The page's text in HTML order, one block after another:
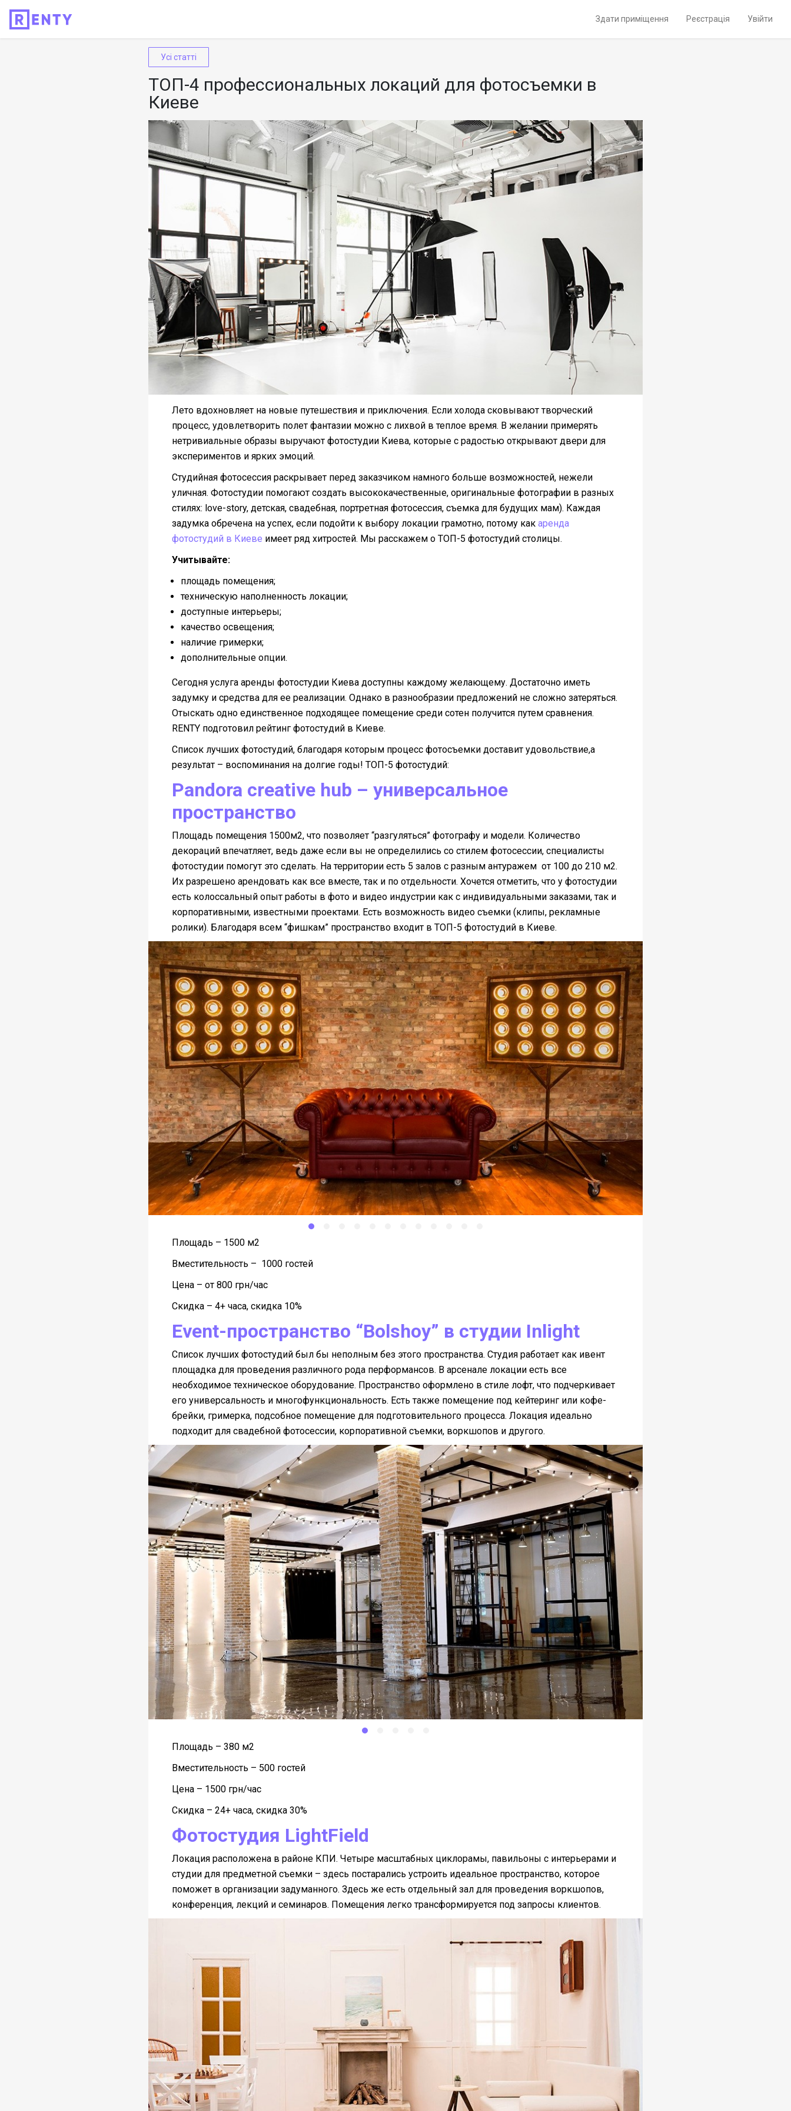
Здати приміщення Реєстрація Увійти
Усі статті
ТОП-4 профессиональных локаций для фотосъемки в
Киеве
Лето вдохновляет на новые путешествия и приключения. Если холода сковывают творческий
процесс, удовлетворить полет фантазии можно с лихвой в теплое время. В желании примерять
нетривиальные образы выручают фотостудии Киева, которые с радостью открывают двери для
экспериментов и ярких эмоций.
Студийная фотосессия раскрывает перед заказчиком намного больше возможностей, нежели
уличная. Фотостудии помогают создать высококачественные, оригинальные фотографии в разных
стилях: love-story, детская, свадебная, портретная фотосессия, съемка для будущих мам). Каждая
задумка обречена на успех, если подойти к выбору локации грамотно, потому как аренда
фотостудий в Киеве имеет ряд хитростей. Мы расскажем о ТОП-5 фотостудий столицы.
Учитывайте:
площадь помещения;
техническую наполненность локации;
доступные интерьеры;
качество освещения;
наличие гримерки;
дополнительные опции.
Сегодня услуга аренды фотостудии Киева доступны каждому желающему. Достаточно иметь
задумку и средства для ее реализации. Однако в разнообразии предложений не сложно затеряться.
Отыскать одно единственное подходящее помещение среди сотен получится путем сравнения.
RENTY подготовил рейтинг фотостудий в Киеве.
Список лучших фотостудий, благодаря которым процесс фотосъемки доставит удовольствие,а
результат – воспоминания на долгие годы! ТОП-5 фотостудий:
Pandora creative hub – универсальное
пространство
Площадь помещения 1500м2, что позволяет “разгуляться” фотографу и модели. Количество
декораций впечатляет, ведь даже если вы не определились со стилем фотосессии, специалисты
фотостудии помогут это сделать. На территории есть 5 залов с разным антуражем от 100 до 210 м2.
Их разрешено арендовать как все вместе, так и по отдельности. Хочется отметить, что у фотостудии
есть колоссальный опыт работы в фото и видео индустрии как с индивидуальными заказами, так и
корпоративными, известными проектами. Есть возможность видео съемки (клипы, рекламные
ролики). Благодаря всем “фишкам” пространство входит в ТОП-5 фотостудий в Киеве.
Площадь – 1500 м2
Вместительность – 1000 гостей
Цена – от 800 грн/час
Скидка – 4+ часа, скидка 10%
Event-пространство “Bolshoy” в студии Inlight
Список лучших фотостудий был бы неполным без этого пространства. Студия работает как ивент
площадка для проведения различного рода перформансов. В арсенале локации есть все
необходимое техническое оборудование. Пространство оформлено в стиле лофт, что подчеркивает
его универсальность и многофункциональность. Есть также помещение под кейтеринг или кофе-
брейки, гримерка, подсобное помещение для подготовительного процесса. Локация идеально
подходит для свадебной фотосессии, корпоративной съемки, воркшопов и другого.
Площадь – 380 м2
Вместительность – 500 гостей
Цена – 1500 грн/час
Скидка – 24+ часа, скидка 30%
Фотостудия LightField
Локация расположена в районе КПИ. Четыре масштабных циклорамы, павильоны с интерьерами и
студии для предметной съемки – здесь постарались устроить идеальное пространство, которое
поможет в организации задуманного. Здесь же есть отдельный зал для проведения воркшопов,
конференция, лекций и семинаров. Помещения легко трансформируется под запросы клиентов.